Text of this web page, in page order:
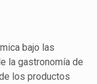
bajo las
la gastronomía de
los productos